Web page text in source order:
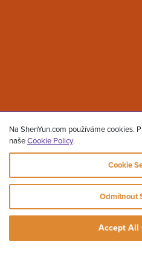
Na ShenYun.com používáme cookies.
našeCookie Policy.
Cookie
Odmítnout
Accept All